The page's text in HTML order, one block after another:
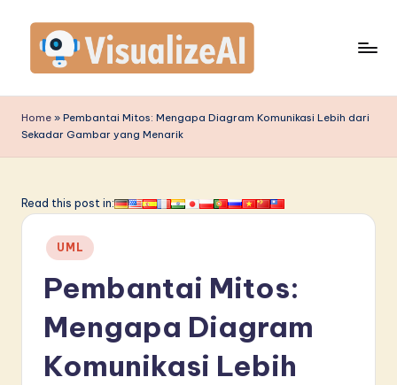
content
is
u
li
A
Home » Pembantai Mitos: Mengapa Diagram Komunikasi Lebih dari
Sekadar Gambar yang Menarik
Read this post in:
Posted
in
UML
Pembantai Mitos:
Mengapa Diagram
Komunikasi Lebih